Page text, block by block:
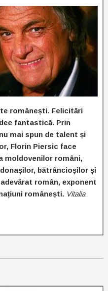
românești. Felicitări
fantastică. Prin
mai spun de talent și
Florin Piersic face
moldovenilor români,
bătrâncioșilor și
român, exponent
românești. Vitalia